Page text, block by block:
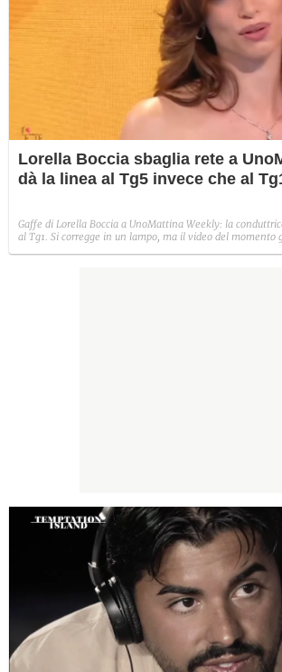
Lorella Boccia sbaglia rete a
dà la linea al Tg5 invece che al
Gaffe di Lorella Boccia a UnoMattina Weekly: la
al Tg1. Si corregge in un lampo, ma il video del momento